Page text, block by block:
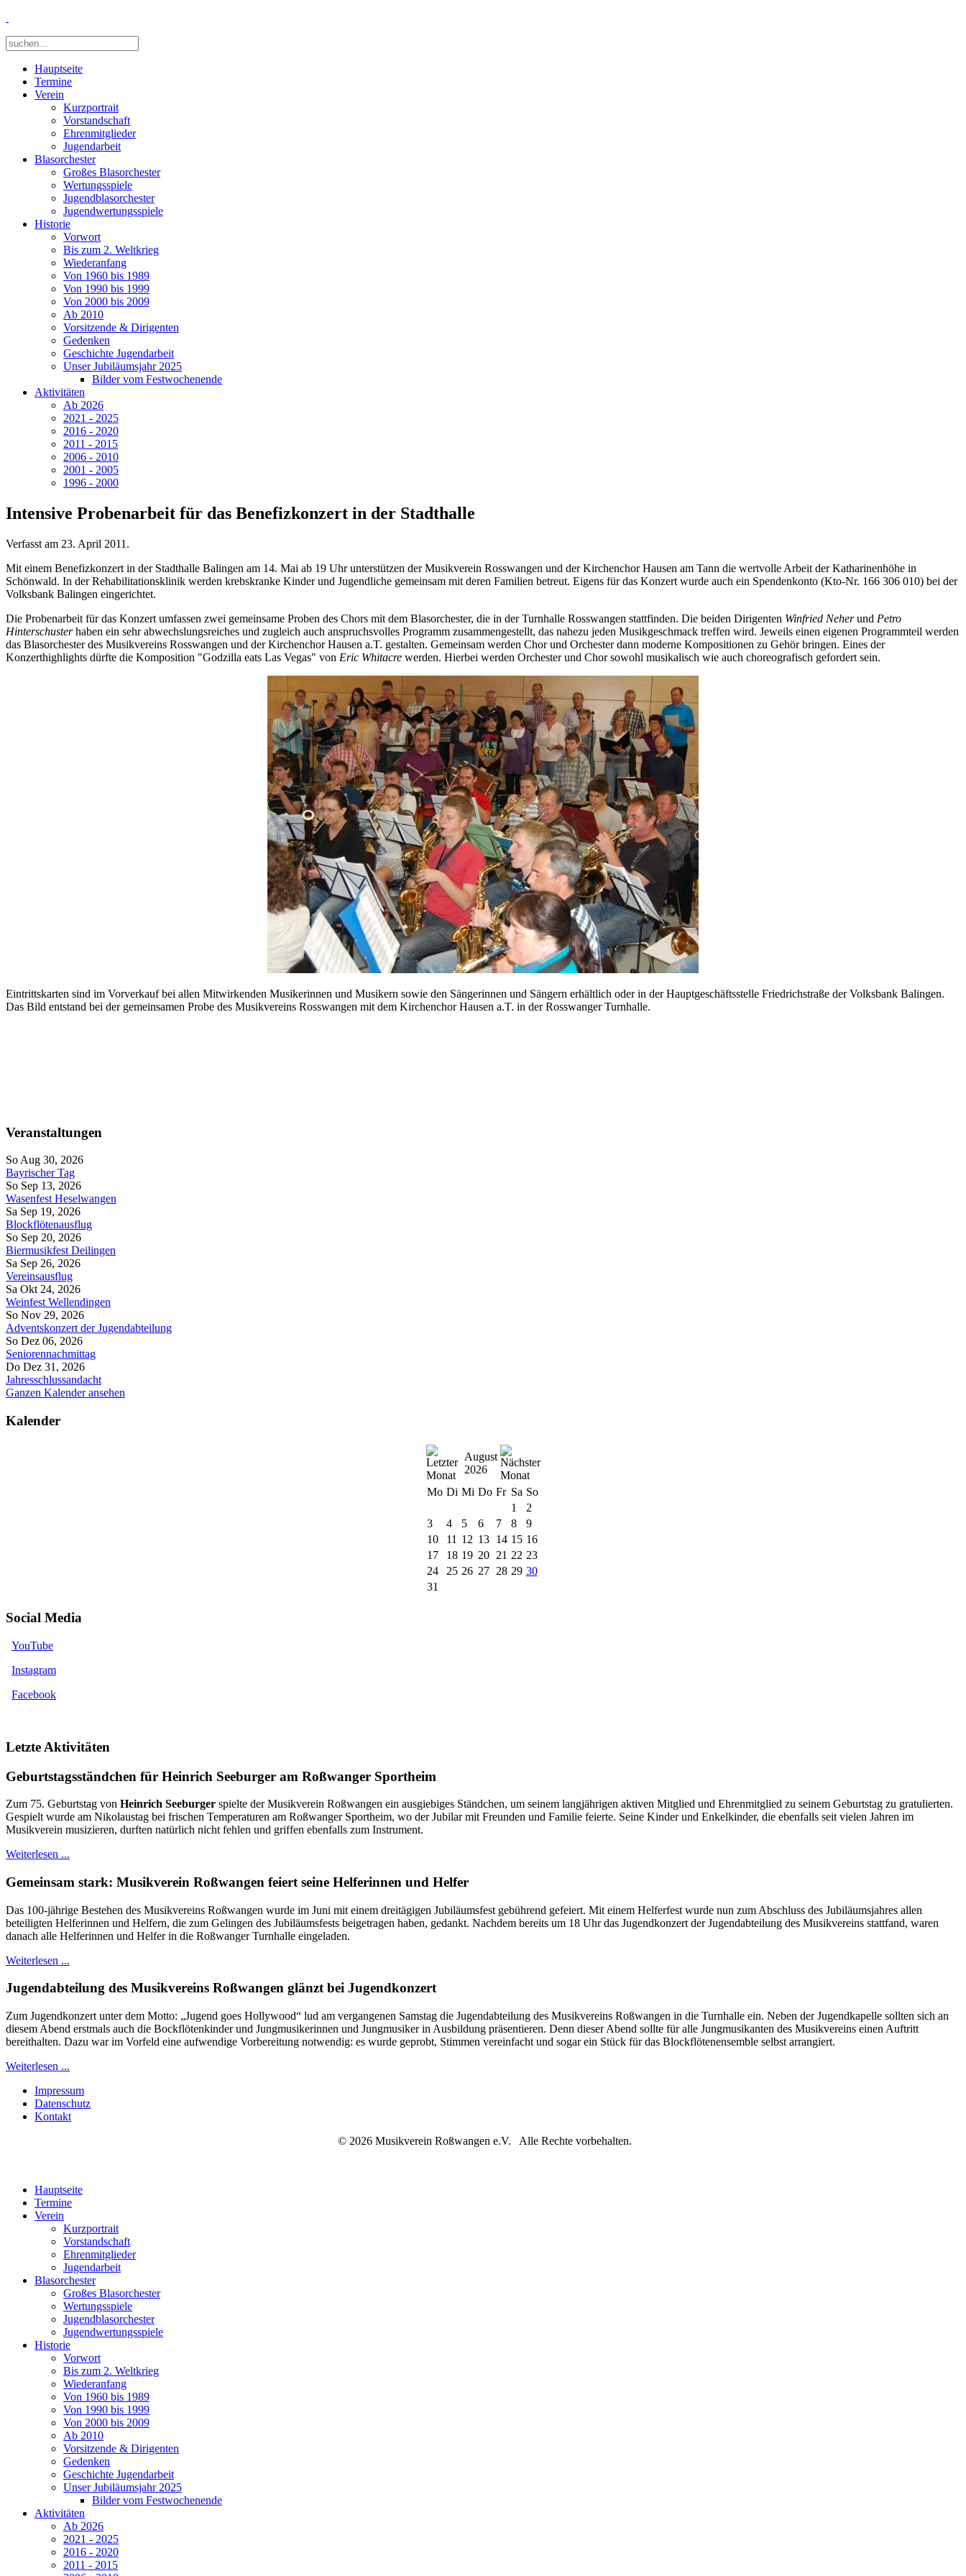
Hauptseite
Termine
Verein
Kurzportrait
Vorstandschaft
Ehrenmitglieder
Jugendarbeit
Blasorchester
Großes Blasorchester
Wertungsspiele
Jugendblasorchester
Jugendwertungsspiele
Historie
Vorwort
Bis zum 2. Weltkrieg
Wiederanfang
Von 1960 bis 1989
Von 1990 bis 1999
Von 2000 bis 2009
Ab 2010
Vorsitzende & Dirigenten
Gedenken
Geschichte Jugendarbeit
Unser Jubiläumsjahr 2025
Bilder vom Festwochenende
Aktivitäten
Ab 2026
2021 - 2025
2016 - 2020
2011 - 2015
2006 - 2010
2001 - 2005
1996 - 2000
Intensive Probenarbeit für das Benefizkonzert in der Stadthalle
Verfasst am 23. April 2011 .
Mit einem Benefizkonzert in der Stadthalle Balingen am 14. Mai ab 19 Uhr unterstützen der Musikverein Rosswangen und der Kirchenchor Hausen am Tann die wertvolle Arbeit der Katharinenhöhe in
Schönwald. In der Rehabilitationsklinik werden krebskranke Kinder und Jugendliche gemeinsam mit deren Familien betreut. Eigens für das Konzert wurde auch ein Spendenkonto (Kto-Nr. 166 306 010) bei der
Volksbank Balingen eingerichtet.
Die Probenarbeit für das Konzert umfassen zwei gemeinsame Proben des Chors mit dem Blasorchester, die in der Turnhalle Rosswangen stattfinden. Die beiden Dirigenten Winfried Neherund Petro
Hinterschusterhaben ein sehr abwechslungsreiches und zugleich auch anspruchsvolles Programm zusammengestellt, das nahezu jeden Musikgeschmack treffen wird. Jeweils einen eigenen Programmteil werden
das Blasorchester des Musikvereins Rosswangen und der Kirchenchor Hausen a.T. gestalten. Gemeinsam werden Chor und Orchester dann moderne Kompositionen zu Gehör bringen. Eines der
Konzerthighlights dürfte die Komposition "Godzilla eats Las Vegas" von Eric Whitacre werden. Hierbei werden Orchester und Chor sowohl musikalisch wie auch choreografisch gefordert sein.
Eintrittskarten sind im Vorverkauf bei allen Mitwirkenden Musikerinnen und Musikern sowie den Sängerinnen und Sängern erhältlich oder in der Hauptgeschäftsstelle Friedrichstraße der Volksbank Balingen.
Das Bild entstand bei der gemeinsamen Probe des Musikvereins Rosswangen mit dem Kirchenchor Hausen a.T. in der Rosswanger Turnhalle.
Veranstaltungen
So Aug 30, 2026
Bayrischer Tag
So Sep 13, 2026
Wasenfest Heselwangen
Sa Sep 19, 2026
Blockflötenausflug
So Sep 20, 2026
Biermusikfest Deilingen
Sa Sep 26, 2026
Vereinsausflug
Sa Okt 24, 2026
Weinfest Wellendingen
So Nov 29, 2026
Adventskonzert der Jugendabteilung
So Dez 06, 2026
Seniorennachmittag
Do Dez 31, 2026
Jahresschlussandacht
Ganzen Kalender ansehen
Kalender
August
2026
Mo Di Mi Do Fr Sa So
1
2
3
4 5 6 7 8
9
10
11 12 13 14 15 16
17
18 19 20 21 22 23
24
25 26 27 28 29 30
31
Social Media
YouTube
Instagram
Facebook
Letzte Aktivitäten
Geburtstagsständchen für Heinrich Seeburger am Roßwanger Sportheim
Zum 75. Geburtstag von Heinrich Seeburger spielte der Musikverein Roßwangen ein ausgiebiges Ständchen, um seinem langjährigen aktiven Mitglied und Ehrenmitglied zu seinem Geburtstag zu gratulierten.
Gespielt wurde am Nikolaustag bei frischen Temperaturen am Roßwanger Sportheim, wo der Jubilar mit Freunden und Familie feierte. Seine Kinder und Enkelkinder, die ebenfalls seit vielen Jahren im
Musikverein musizieren, durften natürlich nicht fehlen und griffen ebenfalls zum Instrument.
Weiterlesen ...
Gemeinsam stark: Musikverein Roßwangen feiert seine Helferinnen und Helfer
Das 100-jährige Bestehen des Musikvereins Roßwangen wurde im Juni mit einem dreitägigen Jubiläumsfest gebührend gefeiert. Mit einem Helferfest wurde nun zum Abschluss des Jubiläumsjahres allen
beteiligten Helferinnen und Helfern, die zum Gelingen des Jubiläumsfests beigetragen haben, gedankt. Nachdem bereits um 18 Uhr das Jugendkonzert der Jugendabteilung des Musikvereins stattfand, waren
danach alle Helferinnen und Helfer in die Roßwanger Turnhalle eingeladen.
Weiterlesen ...
Jugendabteilung des Musikvereins Roßwangen glänzt bei Jugendkonzert
Zum Jugendkonzert unter dem Motto: „Jugend goes Hollywood“ lud am vergangenen Samstag die Jugendabteilung des Musikvereins Roßwangen in die Turnhalle ein. Neben der Jugendkapelle sollten sich an
diesem Abend erstmals auch die Bockflötenkinder und Jungmusikerinnen und Jungmusiker in Ausbildung präsentieren. Denn dieser Abend sollte für alle Jungmusikanten des Musikvereins einen Auftritt
bereithalten. Dazu war im Vorfeld eine aufwendige Vorbereitung notwendig: es wurde geprobt, Stimmen vereinfacht und sogar ein Stück für das Blockflötenensemble selbst arrangiert.
Weiterlesen ...
Impressum
Datenschutz
Kontakt
© 2026 Musikverein Roßwangen e.V. Alle Rechte vorbehalten.
Hauptseite
Termine
Verein
Kurzportrait
Vorstandschaft
Ehrenmitglieder
Jugendarbeit
Blasorchester
Großes Blasorchester
Wertungsspiele
Jugendblasorchester
Jugendwertungsspiele
Historie
Vorwort
Bis zum 2. Weltkrieg
Wiederanfang
Von 1960 bis 1989
Von 1990 bis 1999
Von 2000 bis 2009
Ab 2010
Vorsitzende & Dirigenten
Gedenken
Geschichte Jugendarbeit
Unser Jubiläumsjahr 2025
Bilder vom Festwochenende
Aktivitäten
Ab 2026
2021 - 2025
2016 - 2020
2011 - 2015